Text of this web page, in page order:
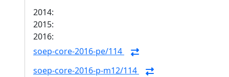
2014:
2015:
2016:
soep-core-2016-pe/114
soep-core-2016-p-m12/114